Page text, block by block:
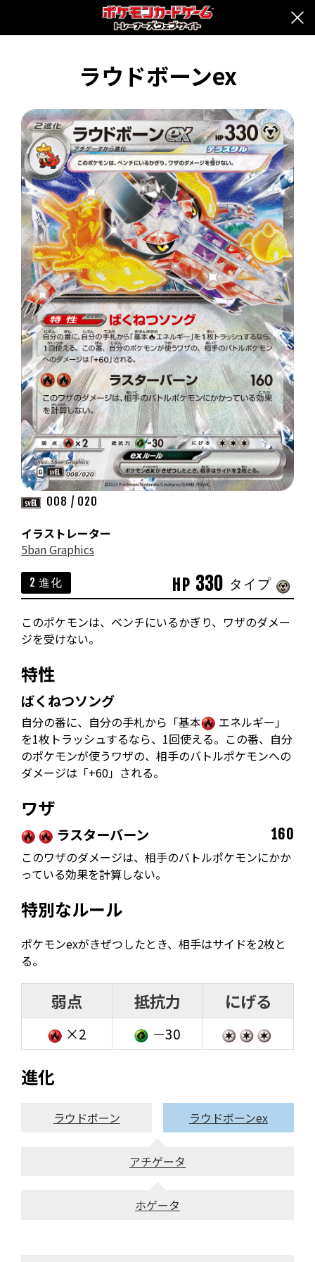
ラウドボーンex
008 / 020
イラストレーター
5ban Graphics
2 進化 HP 330 タイプ
このポケモンは、ベンチにいるかぎり、ワザのダメー
ジを受けない。
特性
ばくねつソング
自分の番に、自分の手札から「基本
エネルギー」
を1枚トラッシュするなら、1回使える。この番、自分
のポケモンが使うワザの、相手のバトルポケモンへの
ダメージは「+60」される。
ワザ
ラスターバーン
160
このワザのダメージは、相手のバトルポケモンにかか
っている効果を計算しない。
特別なルール
ポケモンexがきぜつしたとき、相手はサイドを2枚と
る。
弱点 抵抗力 にげる
×2 －30
進化
ラウドボーン ラウドボーンex
アチゲータ
ホゲータ